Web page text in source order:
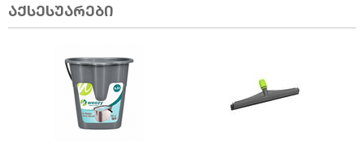
აქსესუარები